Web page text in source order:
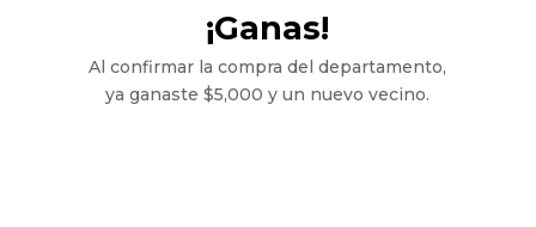
¡Ganas!
Al confirmar la compra del departamento,
ya ganaste $5,000 y un nuevo vecino.